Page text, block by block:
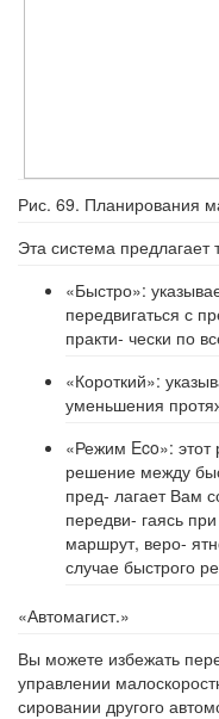
Рис. 69. Планирования
Эта система предлагает
«Быстро»:
передвигаться с
практи- чески по
«Короткий»:
уменьшения
«Режим Eco»:
решение между
пред- лагает Вам
передви- гаясь
маршрут, веро-
случае быстрого
«Автомагист.»
Вы можете избежать
управлении
сировании другого